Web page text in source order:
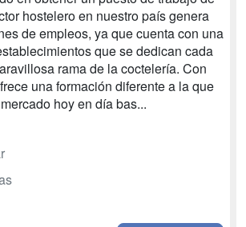
hostelero en nuestro país genera
de empleos, ya que cuenta con una
que se dedican cada
rama de la coctelería. Con
una formación diferente a la que
hoy en día bas...